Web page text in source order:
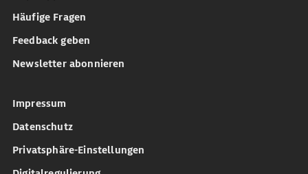
Häufige Fragen
Feedback geben
Newsletter abonnieren
Impressum
Datenschutz
Privatsphäre-Einstellungen